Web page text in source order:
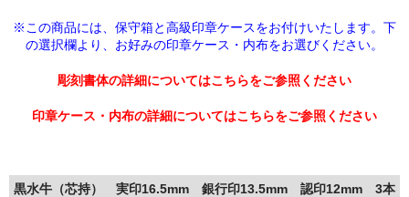
※この商品には、保守箱と高級印章ケースをお付けいたします。下
の選択欄より、 お好みの印章ケース・内布をお選びください。
彫刻書体の詳細についてはこちらをご参照ください
印章ケース・内布の詳細についてはこちらをご参照ください
黒水牛（芯持） 実印16.5mm 銀行印13.5mm 認印12mm 3本